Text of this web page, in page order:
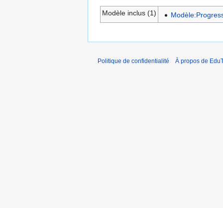
Modèle inclus (1)
Politique de confidentialité À propos de